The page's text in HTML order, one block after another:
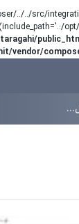
../../src/
(include_path='.:/
vendor/